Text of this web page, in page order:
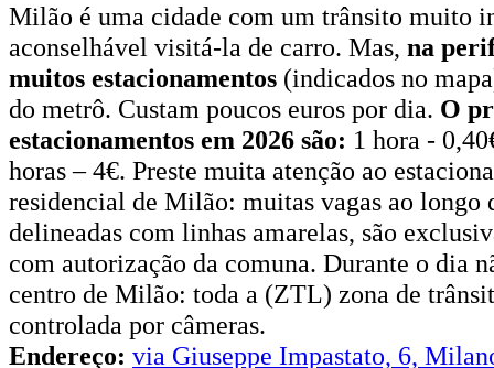
Milão é uma cidade com um trânsito muito
aconselhável visitá-la de carro. Mas, na
muitos estacionamentos (indicados no
do metrô. Custam poucos euros por dia. O
estacionamentos em 2026 são: 1 hora -
horas – 4€. Preste muita atenção ao
residencial de Milão: muitas vagas ao longo
delineadas com linhas amarelas, são
com autorização da comuna. Durante o dia
centro de Milão: toda a (ZTL) zona de
controlada por câmeras.
Endereço: via Giuseppe Impastato, 6,